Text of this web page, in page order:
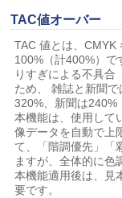
TAC値オーバー
TAC 値とは、CMYK
100%（計400%）で
りすぎによる不具合
ため、 雑誌と新聞
320%、新聞は240%
本機能は、使用して
像データを自動で上
て、「階調優先」「
ますが、全体的に色
本機能適用後は、見
要です。